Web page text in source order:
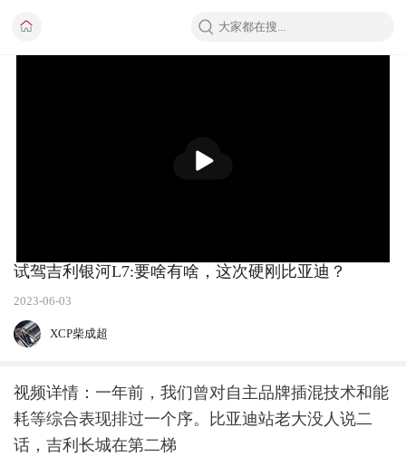
放
试驾吉利银河L7:要啥有啥，这次硬刚比亚迪？
2023-06-03
XCP柴成超
视频详情：一年前，我们曾对自主品牌插混技术和能
耗等综合表现排过一个序。比亚迪站老大没人说二
话，吉利长城在第二梯